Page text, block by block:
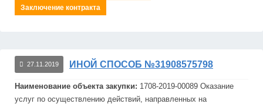
Заключение контракта
27.11.2019 ИНОЙ СПОСОБ №31908575798
Наименование объекта закупки: 1708-2019-00089 Оказание
услуг по осуществлению действий, направленных на